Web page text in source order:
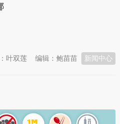
新闻中心
编辑：鲍苗苗
叶双莲